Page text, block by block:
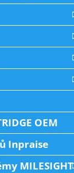
OEM
Inpraise
MILESIGHT